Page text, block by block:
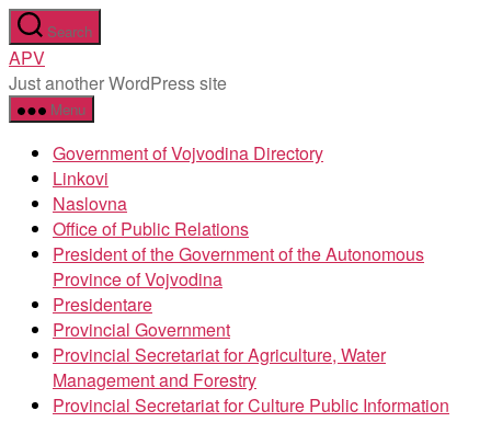
Skip
to
the
content
Search
APV
Just another WordPress site
Menu
Government of Vojvodina Directory
Linkovi
Naslovna
Office of Public Relations
President of the Government of the Autonomous
Province of Vojvodina
Presidentare
Provincial Government
Provincial Secretariat for Agriculture, Water
Management and Forestry
Provincial Secretariat for Culture Public Information